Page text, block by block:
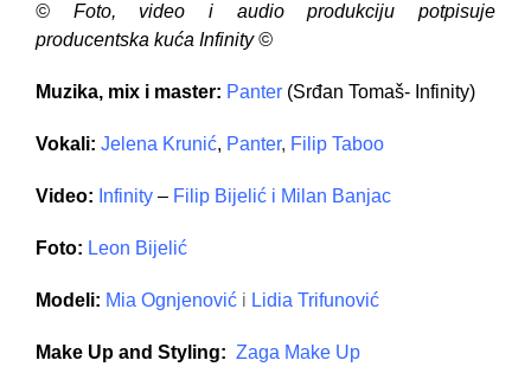
© Foto, video i audio produkciju potpisuje
producentska kuća Infinity ©
Muzika, mix i master: Panter (Srđan Tomaš- Infinity)
Vokali: Jelena Krunić, Panter, Filip Taboo
Video: Infinity – Filip Bijelić i Milan Banjac
Foto: Leon Bijelić
Modeli: Mia Ognjenović i Lidia Trifunović
Make Up and Styling: Zaga Make Up